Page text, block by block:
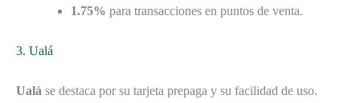
1.75% para transacciones en puntos de venta.
3. Ualá
Ualá se destaca por su tarjeta prepaga y su facilidad de uso.